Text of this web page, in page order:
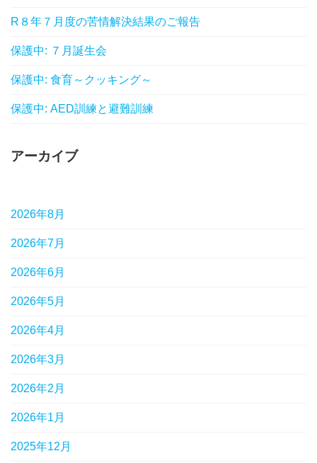
R８年７月度の苦情解決結果のご報告
保護中: ７月誕生会
保護中: 食育～クッキング～
保護中: AED訓練と避難訓練
アーカイブ
2026年8月
2026年7月
2026年6月
2026年5月
2026年4月
2026年3月
2026年2月
2026年1月
2025年12月